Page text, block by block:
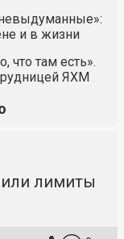
и в жизни
что там есть».
ЯХМ
лимиты